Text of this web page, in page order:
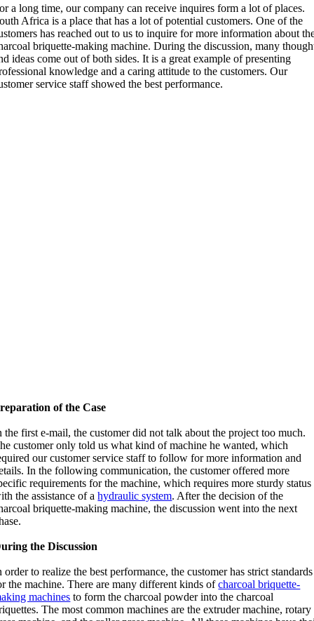
a long time,our company can receive inquires form a lot of places.
Africa is a place that has a lot of potential customers.One of the
has reached out to us to inquire for more information about
briquette-making machine.During the discussion,many
ideas come out of both sides.It is a great example of presenting
knowledge and a caring attitude to the customers.Our
service staff showed the best performance.
of the Case
the first e-mail,the customer did not talk about the project too much.
customer only told us what kind of machine he wanted,which
our customer service staff to follow for more information and
.In the following communication,the customer offered more
requirements for the machine,which requires more sturdy status
the assistance of a hydraulic system. After the decision of the
briquette-making machine,the discussion went into the next
.
the Discussion
order to realize the best performance,the customer has strict standards
the machine.There are many different kinds of charcoal briquette-
machines to form the charcoal powder into the charcoal
.The most common machines are the extruder machine,rotary